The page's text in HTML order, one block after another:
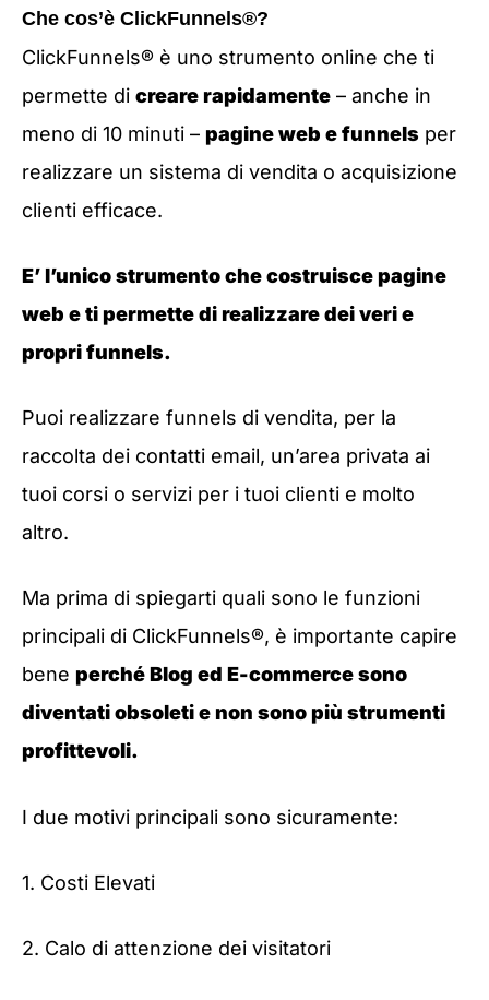
Che cos’è ClickFunnels®?
ClickFunnels® è uno strumento online che ti
permette di creare rapidamente – anche in
meno di 10 minuti – pagine web e funnels per
realizzare un sistema di vendita o acquisizione
clienti efficace.
E’ l’unico strumento che costruisce pagine
web e ti permette di realizzare dei veri e
propri funnels.
Puoi realizzare funnels di vendita, per la
raccolta dei contatti email, un’area privata ai
tuoi corsi o servizi per i tuoi clienti e molto
altro.
Ma prima di spiegarti quali sono le funzioni
principali di ClickFunnels®, è importante capire
bene perché Blog ed E-commerce sono
diventati obsoleti e non sono più strumenti
profittevoli.
I due motivi principali sono sicuramente:
1. Costi Elevati
2. Calo di attenzione dei visitatori